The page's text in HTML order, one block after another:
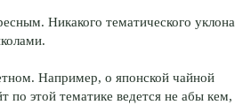
Никакого тематического уклона
Например, о японской чайной
этой тематике ведется не абы кем,